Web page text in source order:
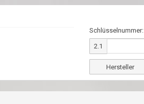
Schlüsselnummer:
2.1
Hersteller